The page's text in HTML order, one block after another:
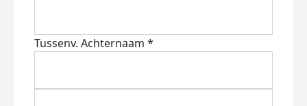
Tussenv. Achternaam *